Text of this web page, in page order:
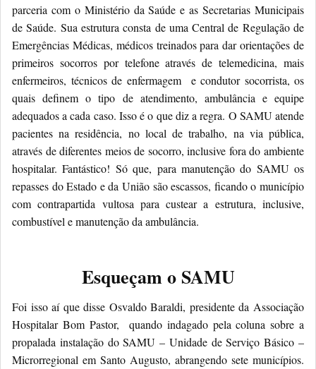
parceria com o Ministério da Saúde e as Secretarias Municipais
de Saúde. Sua estrutura consta de uma Central de Regulação de
Emergências Médicas, médicos treinados para dar orientações de
primeiros socorros por telefone através de telemedicina, mais
enfermeiros, técnicos de enfermagem e condutor socorrista, os
quais definem o tipo de atendimento, ambulância e equipe
adequados a cada caso. Isso é o que diz a regra. O SAMU atende
pacientes na residência, no local de trabalho, na via pública,
através de diferentes meios de socorro, inclusive fora do ambiente
hospitalar. Fantástico! Só que, para manutenção do SAMU os
repasses do Estado e da União são escassos, ficando o município
com contrapartida vultosa para custear a estrutura, inclusive,
combustível e manutenção da ambulância.
Esqueçam o SAMU
Foi isso aí que disse Osvaldo Baraldi, presidente da Associação
Hospitalar Bom Pastor, quando indagado pela coluna sobre a
propalada instalação do SAMU – Unidade de Serviço Básico –
Microrregional em Santo Augusto, abrangendo sete municípios.